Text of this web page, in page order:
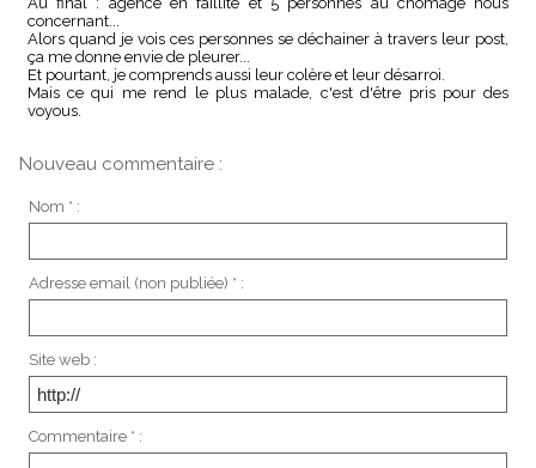
concernant...
Alors quand je vois ces personnes se déchainer à travers leur post,
ça me donne envie de pleurer...
Et pourtant, je comprends aussi leur colère et leur désarroi.
Mais ce qui me rend le plus malade, c'est d'être pris pour des
voyous.
Nouveau commentaire :
Nom * :
Adresse email (non publiée) * :
Site web :
Commentaire * :